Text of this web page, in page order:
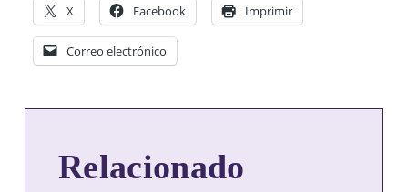
X Facebook Imprimir
Correo electrónico
Relacionado